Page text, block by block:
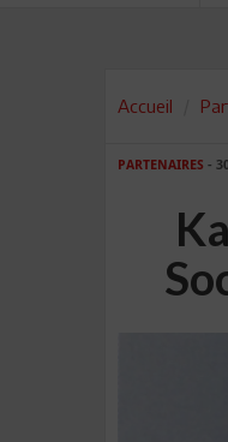
Accueil
PARTENAIRES -